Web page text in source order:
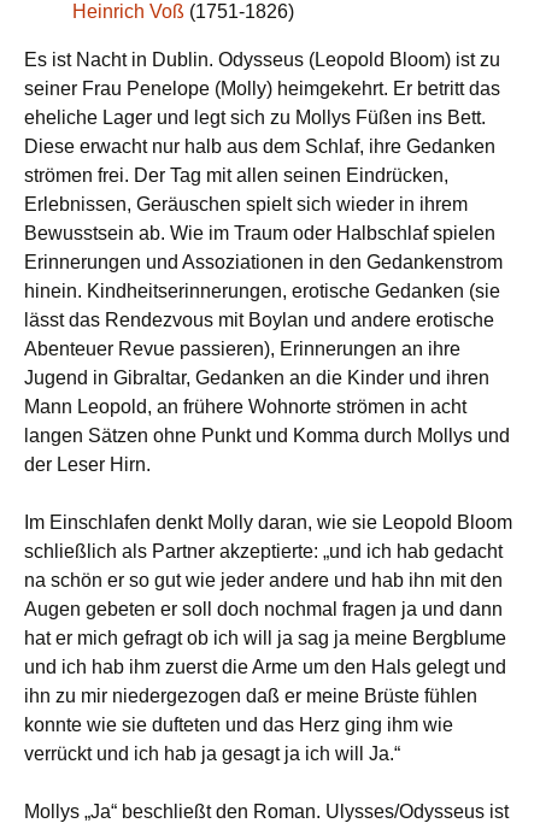
Heinrich Voß (1751-1826)
Es ist Nacht in Dublin. Odysseus (Leopold Bloom) ist zu
seiner Frau Penelope (Molly) heimgekehrt. Er betritt das
eheliche Lager und legt sich zu Mollys Füßen ins Bett.
Diese erwacht nur halb aus dem Schlaf, ihre Gedanken
strömen frei. Der Tag mit allen seinen Eindrücken,
Erlebnissen, Geräuschen spielt sich wieder in ihrem
Bewusstsein ab. Wie im Traum oder Halbschlaf spielen
Erinnerungen und Assoziationen in den Gedankenstrom
hinein. Kindheitserinnerungen, erotische Gedanken (sie
lässt das Rendezvous mit Boylan und andere erotische
Abenteuer Revue passieren), Erinnerungen an ihre
Jugend in Gibraltar, Gedanken an die Kinder und ihren
Mann Leopold, an frühere Wohnorte strömen in acht
langen Sätzen ohne Punkt und Komma durch Mollys und
der Leser Hirn.
Im Einschlafen denkt Molly daran, wie sie Leopold Bloom
schließlich als Partner akzeptierte: „und ich hab gedacht
na schön er so gut wie jeder andere und hab ihn mit den
Augen gebeten er soll doch nochmal fragen ja und dann
hat er mich gefragt ob ich will ja sag ja meine Bergblume
und ich hab ihm zuerst die Arme um den Hals gelegt und
ihn zu mir niedergezogen daß er meine Brüste fühlen
konnte wie sie dufteten und das Herz ging ihm wie
verrückt und ich hab ja gesagt ja ich will Ja.“
Mollys „Ja“ beschließt den Roman. Ulysses/Odysseus ist